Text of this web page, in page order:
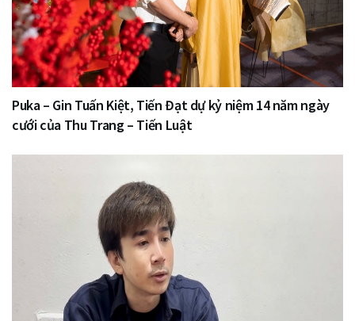
Puka – Gin Tuấn Kiệt, Tiến Đạt dự kỷ niệm 14 năm ngày
cưới của Thu Trang – Tiến Luật